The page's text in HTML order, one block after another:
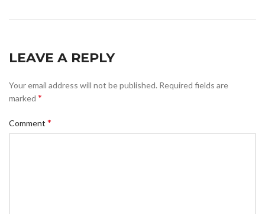
LEAVE A REPLY
Your email address will not be published. Required fields are
marked *
Comment *